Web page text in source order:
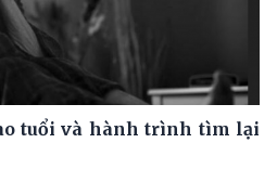
tuổi và hành trình tìm lại